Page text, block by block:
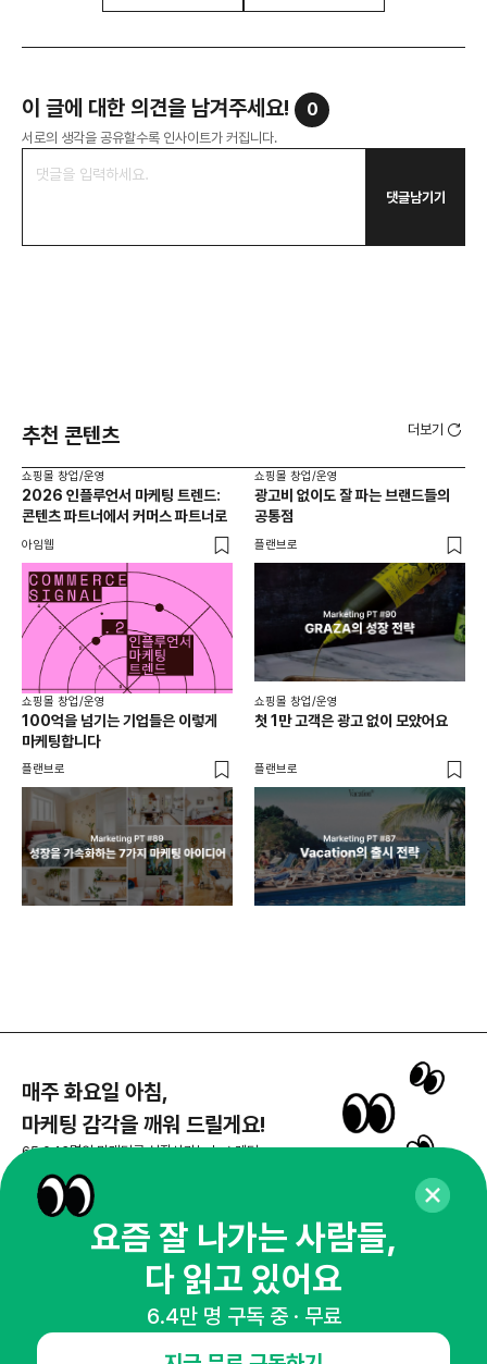
이 글에 대한 의견을 남겨주세요! 0
서로의 생각을 공유할수록 인사이트가 커집니다.
댓글남기기
추천 콘텐츠 더보기
쇼핑몰 창업/운영
2026 인플루언서 마케팅 트렌드:
콘텐츠 파트너에서 커머스 파트너로
아임웹
쇼핑몰 창업/운영
광고비 없이도 잘 파는 브랜드들의
공통점
플랜브로
쇼핑몰 창업/운영
100억을 넘기는 기업들은 이렇게
마케팅합니다
플랜브로
쇼핑몰 창업/운영
첫 1만 고객은 광고 없이 모았어요
플랜브로
매주 화요일 아침,
마케팅 감각을 깨워 드릴게요!
65,043명의 마케터를 성장시키는 뉴스레터
뉴스레터 구독하기
요즘 잘 나가는 사람들,
다 읽고 있어요
6.4만 명 구독 중 · 무료